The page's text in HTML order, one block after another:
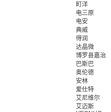
町洋
电三原
电安
典威
得润
达晶微
博罗县嘉治
巴斯巴
奥伦德
安林
爱仕特
艾尼维尔
艾迈斯